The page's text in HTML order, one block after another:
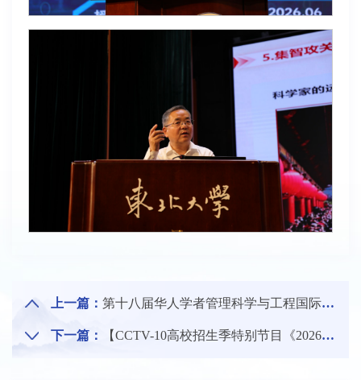
上一篇： 第十八届华人学者管理科学与工程国际年会在东北大学召开
下一篇： 【CCTV-10高校招生季特别节目《2026校长有话说》】东北大学：千里自同风